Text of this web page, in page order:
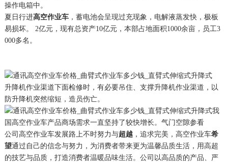
夏日行进高空作业车，蓄电池会呈现过充现象，电解液蒸发快，极板
易损坏。 2亿元，现有总资产10亿元，本部占地面积1000余亩，员工3
000多名。
公司高空作业车发展路上不时努力与超越，追求完美，高空作业车希
望通过自己的信念与努力，为消费者带来更为温馨品质生活，用高超
的技艺与品质，打造消费者温暖品味生活。公司以高品质的产品、严